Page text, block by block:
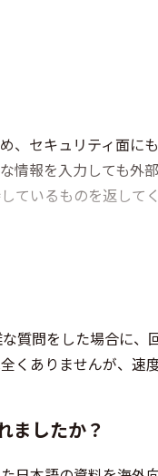
、セキュリティ面に
情報を入力しても外
ているものを返して
質問をした場合に、
くありませんが、速
ましたか？